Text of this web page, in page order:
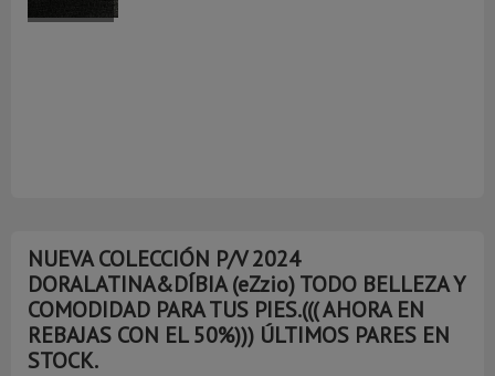
NUEVA COLECCIÓN P/V 2024
DORALATINA&DÍBIA (eZzio) TODO BELLEZA Y
COMODIDAD PARA TUS PIES.((( AHORA EN
REBAJAS CON EL 50%))) ÚLTIMOS PARES EN
STOCK.